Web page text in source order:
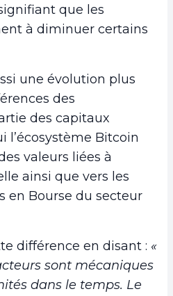
que les
à diminuer certains
une évolution plus
des
des capitaux
l’écosystème Bitcoin
valeurs liées à
ainsi que vers les
en Bourse du secteur
différence en disant : «
sont mécaniques
dans le temps. Le